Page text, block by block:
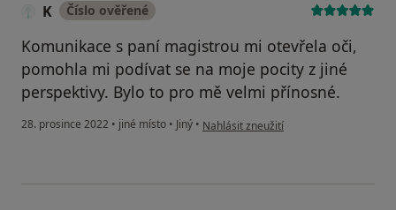
K Číslo ověřené
Komunikace s paní magistrou mi otevřela oči,
pomohla mi podívat se na moje pocity z jiné
perspektivy. Bylo to pro mě velmi přínosné.
28. prosince 2022 • jiné místo • Jiný • podle názoru uživatele K
Nahlásit zneužití